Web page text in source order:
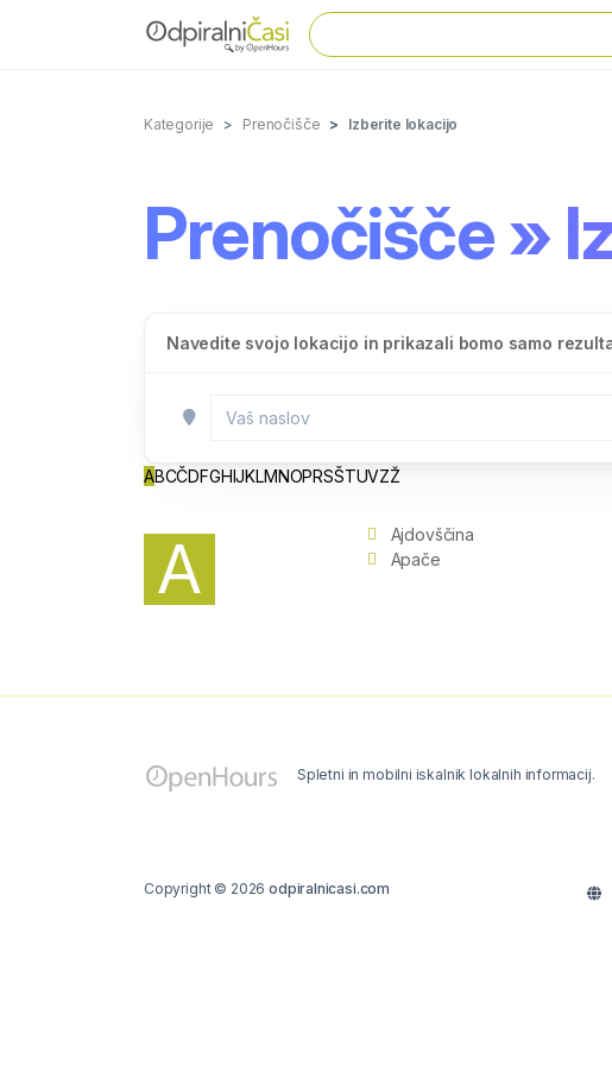
Kategorije Prenočišče Izberite lokacijo
Prenočišče »
Navedite svojo lokacijo in prikazali bomo samo
ABCČDFGHIJKLMNOPRSŠTUVZŽ
A
Ajdovščina
Apače
Spletni in mobilni iskalnik lokalnih informacij.
Copyright © 2026odpiralnicasi.com